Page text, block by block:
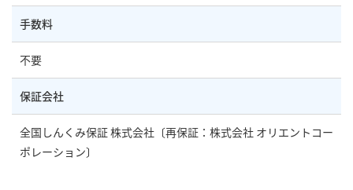
手数料
不要
保証会社
全国しんくみ保証 株式会社〔再保証：株式会社 オリエントコー
ポレーション〕